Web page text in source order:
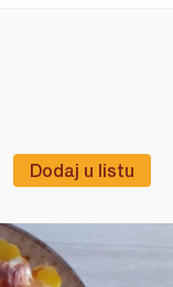
Dodaj u listu